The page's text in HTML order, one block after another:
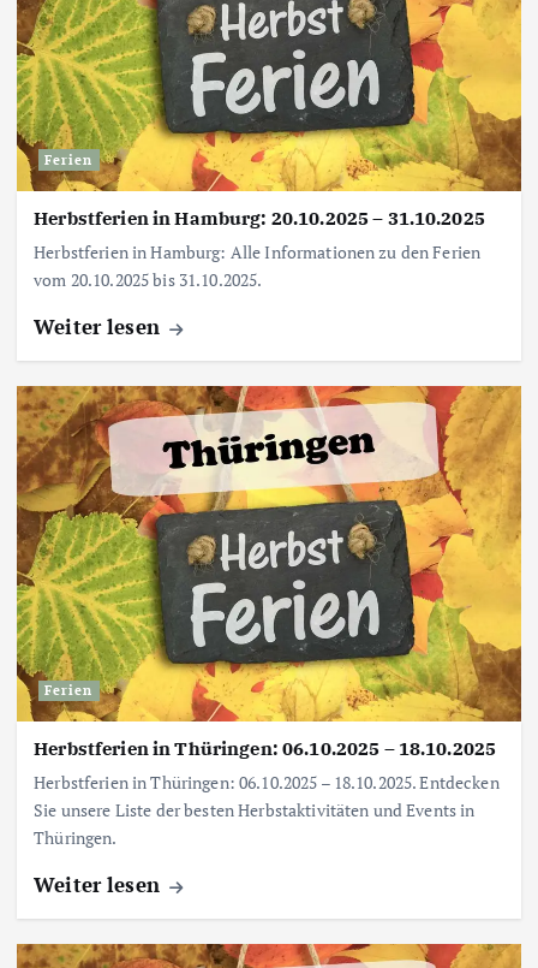
Ferien
Herbstferien in Hamburg: 20.10.2025 – 31.10.2025
Herbstferien in Hamburg: Alle Informationen zu den Ferien
vom 20.10.2025 bis 31.10.2025.
Weiter lesen
Ferien
Herbstferien in Thüringen: 06.10.2025 – 18.10.2025
Herbstferien in Thüringen: 06.10.2025 – 18.10.2025. Entdecken
Sie unsere Liste der besten Herbstaktivitäten und Events in
Thüringen.
Weiter lesen